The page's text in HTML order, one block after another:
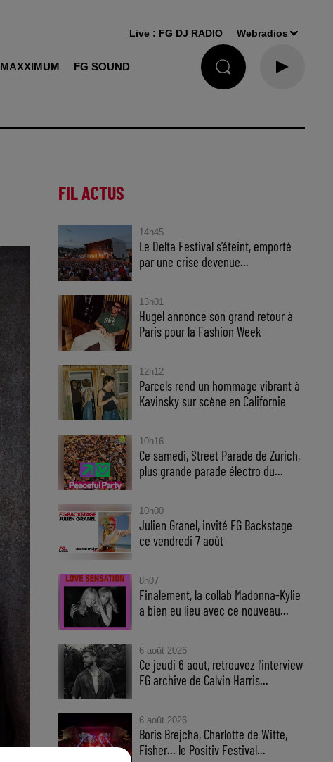
MAXXIMUM FG SOUND
Live : FG DJ RADIO Webradios
FIL ACTUS
14h45
Le Delta Festival s'éteint, emporté
par une crise devenue...
13h01
Hugel annonce son grand retour à
Paris pour la Fashion Week
12h12
Parcels rend un hommage vibrant à
Kavinsky sur scène en Californie
10h16
Ce samedi, Street Parade de Zurich,
plus grande parade électro du...
10h00
Julien Granel, invité FG Backstage
ce vendredi 7 août
8h07
Finalement, la collab Madonna-Kylie
a bien eu lieu avec ce nouveau...
6 août 2026
Ce jeudi 6 aout, retrouvez l'interview
FG archive de Calvin Harris...
6 août 2026
Boris Brejcha, Charlotte de Witte,
Fisher… le Positiv Festival...